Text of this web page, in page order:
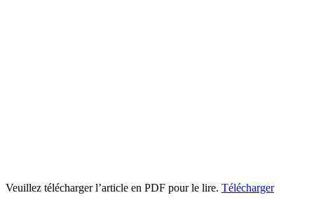
Veuillez télécharger l’article en PDF pour le lire. Télécharger